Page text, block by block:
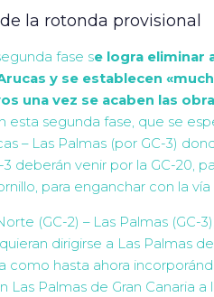
la rotonda provisional
fase se logra eliminar
y se establecen
una vez se acaben las
esta segunda fase, que se
– Las Palmas (por GC-3)
3 deberán venir por la GC-20,
para enganchar con la
(GC-2) – Las Palmas (GC-
dirigirse a Las Palmas
como hasta ahora
Las Palmas de Gran Canaria